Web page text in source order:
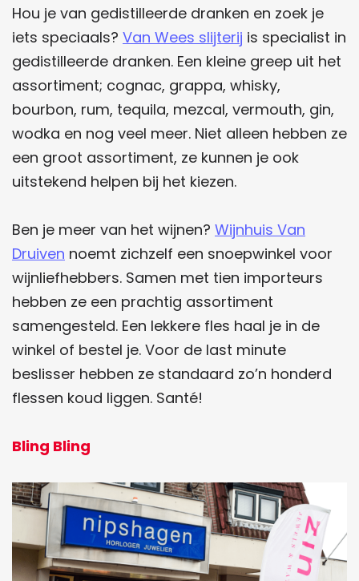
Hou je van gedistilleerde dranken en zoek je
iets speciaals? Van Wees slijterij is specialist in
gedistilleerde dranken. Een kleine greep uit het
assortiment; cognac, grappa, whisky,
bourbon, rum, tequila, mezcal, vermouth, gin,
wodka en nog veel meer. Niet alleen hebben ze
een groot assortiment, ze kunnen je ook
uitstekend helpen bij het kiezen.
Ben je meer van het wijnen? Wijnhuis Van
Druiven noemt zichzelf een snoepwinkel voor
wijnliefhebbers. Samen met tien importeurs
hebben ze een prachtig assortiment
samengesteld. Een lekkere fles haal je in de
winkel of bestel je. Voor de last minute
beslisser hebben ze standaard zo’n honderd
flessen koud liggen. Santé!
Bling Bling